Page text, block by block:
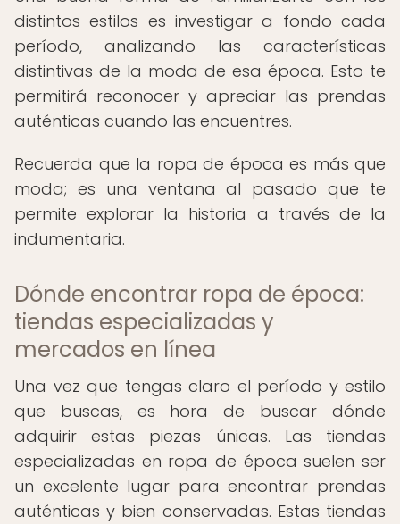
distintos estilos es investigar a fondo cada
período, analizando las características
distintivas de la moda de esa época. Esto te
permitirá reconocer y apreciar las prendas
auténticas cuando las encuentres.
Recuerda que la ropa de época es más que
moda; es una ventana al pasado que te
permite explorar la historia a través de la
indumentaria.
Dónde encontrar ropa de época:
tiendas especializadas y
mercados en línea
Una vez que tengas claro el período y estilo
que buscas, es hora de buscar dónde
adquirir estas piezas únicas. Las tiendas
especializadas en ropa de época suelen ser
un excelente lugar para encontrar prendas
auténticas y bien conservadas. Estas tiendas